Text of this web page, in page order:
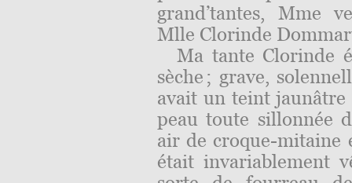
grand’tantes, Mme
Mlle Clorinde
Ma tante Clorinde
sèche ; grave,
avait un teint jaunâtre
peau toute sillonnée
air de croque-mitaine
était invariablement